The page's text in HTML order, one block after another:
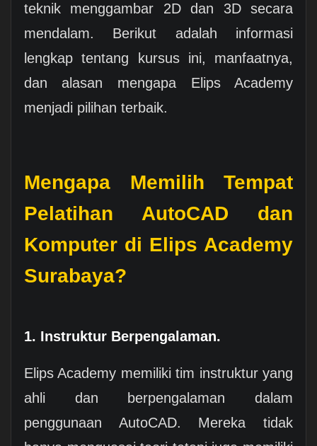
teknik menggambar 2D dan 3D secara
mendalam. Berikut adalah informasi
lengkap tentang kursus ini, manfaatnya,
dan alasan mengapa Elips Academy
menjadi pilihan terbaik.
Mengapa Memilih Tempat
Pelatihan AutoCAD dan
Komputer di Elips Academy
Surabaya?
1. Instruktur Berpengalaman.
Elips Academy memiliki tim instruktur yang
ahli dan berpengalaman dalam
penggunaan AutoCAD. Mereka tidak